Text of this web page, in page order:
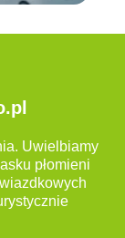
Uwielbiamy
płomieni